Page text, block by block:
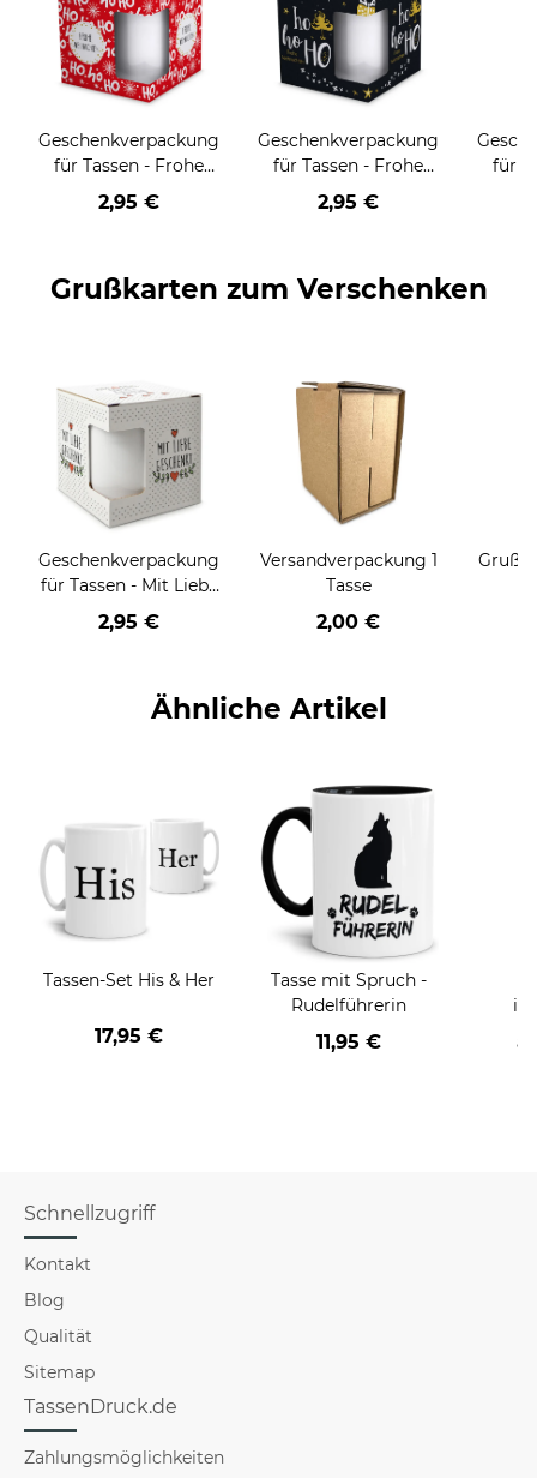
Geschenkverpackung
für Tassen - Frohe
Weihnachten - HO
HO HO - rot
2,95 €
Geschenkverpackung
für Tassen - Frohe
Weihnachten - HO
HO HO - schwarz
2,95 €
für
Grußkarten zum Verschenken
Geschenkverpackung
für Tassen - Mit Liebe
geschenkt
2,95 €
Versandverpackung 1
Tasse
2,00 €
Ähnliche Artikel
Tassen-Set His & Her
17,95 €
Tasse mit Spruch -
Rudelführerin
11,95 €
Schnellzugriff
Kontakt
Blog
Qualität
Sitemap
TassenDruck.de
Zahlungsmöglichkeiten